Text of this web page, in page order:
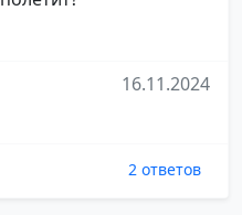
16.11.2024
2 ответов